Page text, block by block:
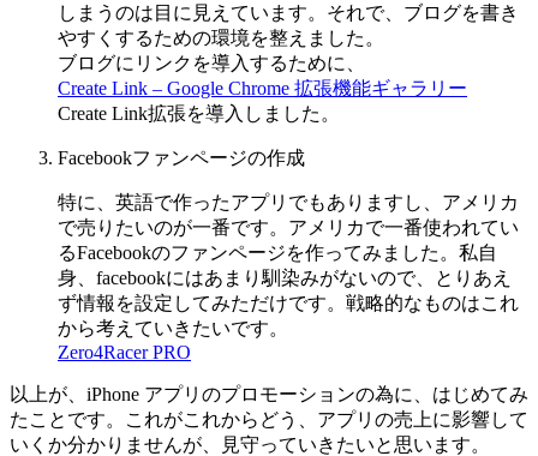
しまうのは目に見えています。それで、ブログを書き
やすくするための環境を整えました。
ブログにリンクを導入するために、
Create Link – Google Chrome 拡張機能ギャラリー
Create Link拡張を導入しました。
Facebookファンページの作成
特に、英語で作ったアプリでもありますし、アメリカ
で売りたいのが一番です。アメリカで一番使われてい
るFacebookのファンページを作ってみました。私自
身、facebookにはあまり馴染みがないので、とりあえ
ず情報を設定してみただけです。戦略的なものはこれ
から考えていきたいです。
Zero4Racer PRO
以上が、iPhone アプリのプロモーションの為に、はじめてみ
たことです。これがこれからどう、アプリの売上に影響して
いくか分かりませんが、見守っていきたいと思います。